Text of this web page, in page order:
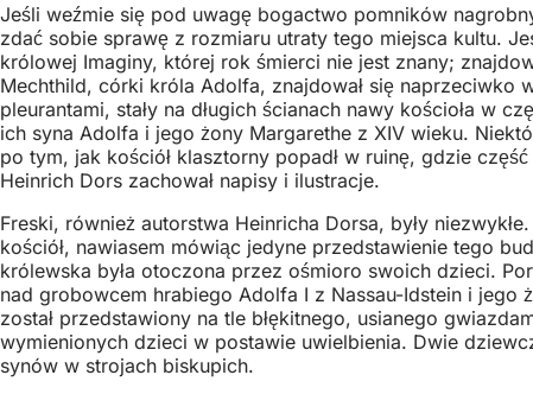
Jeśli weźmie się pod uwagę bogactwo pomników
zdać sobie sprawę z rozmiaru utraty tego miejsca kultu.
królowej Imaginy, której rok śmierci nie jest znany;
Mechthild, córki króla Adolfa, znajdował się
pleurantami, stały na długich ścianach nawy kościoła w
ich syna Adolfa i jego żony Margarethe z XIV wieku.
po tym, jak kościół klasztorny popadł w ruinę, gdzie
Heinrich Dors zachował napisy i ilustracje.
Freski, również autorstwa Heinricha Dorsa, były
kościół, nawiasem mówiąc jedyne przedstawienie tego
królewska była otoczona przez ośmioro swoich dzieci.
nad grobowcem hrabiego Adolfa I z Nassau-Idstein i jego
został przedstawiony na tle błękitnego, usianego
wymienionych dzieci w postawie uwielbienia. Dwie
synów w strojach biskupich.